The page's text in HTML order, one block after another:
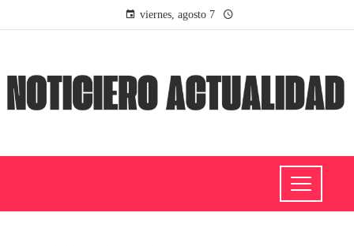
viernes, agosto 7